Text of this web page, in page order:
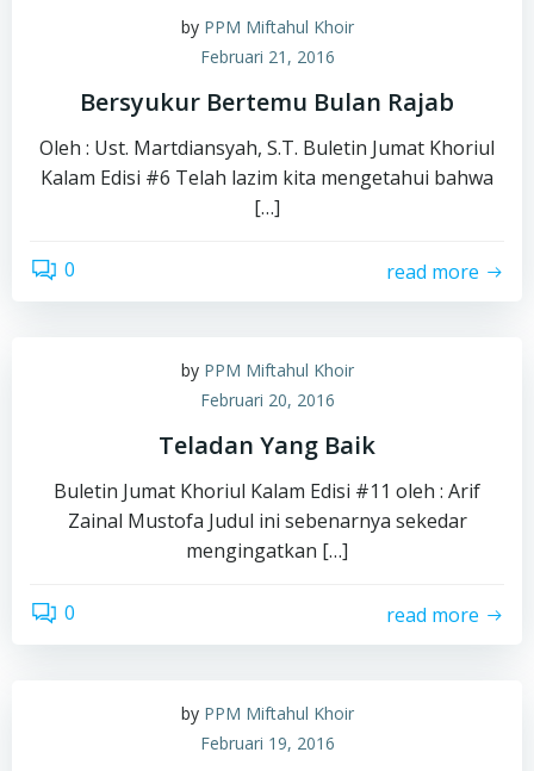
by PPM Miftahul Khoir
Februari 21, 2016
Bersyukur Bertemu Bulan Rajab
Oleh : Ust. Martdiansyah, S.T. Buletin Jumat Khoriul
Kalam Edisi #6 Telah lazim kita mengetahui bahwa
[…]
0 read more
by PPM Miftahul Khoir
Februari 20, 2016
Teladan Yang Baik
Buletin Jumat Khoriul Kalam Edisi #11 oleh : Arif
Zainal Mustofa Judul ini sebenarnya sekedar
mengingatkan […]
0 read more
by PPM Miftahul Khoir
Februari 19, 2016